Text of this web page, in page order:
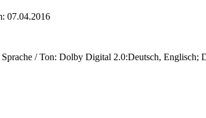
07.04.2016
/ Ton: Dolby Digital 2.0:Deutsch,